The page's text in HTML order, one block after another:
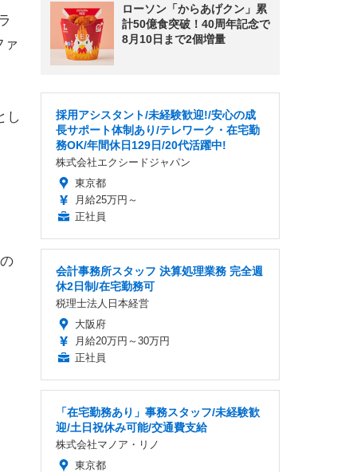
ァ
し
ローソン「からあげクン」累
計50億食突破！40周年記念で
8月10日まで2個増量
採用アシスタント/未経験歓迎!/安心の成
長サポート体制あり/テレワーク・在宅勤
務OK/年間休日129日/20代活躍中!
株式会社エクシードジャパン
東京都
月給25万円～
正社員
会計事務所スタッフ 決算処理業務 完全週
休2日制/在宅勤務可
税理士法人日本経営
大阪府
月給20万円～30万円
正社員
「在宅勤務あり」事務スタッフ/未経験歓
迎/土日祝休み可能/交通費支給
株式会社マノア・リノ
東京都